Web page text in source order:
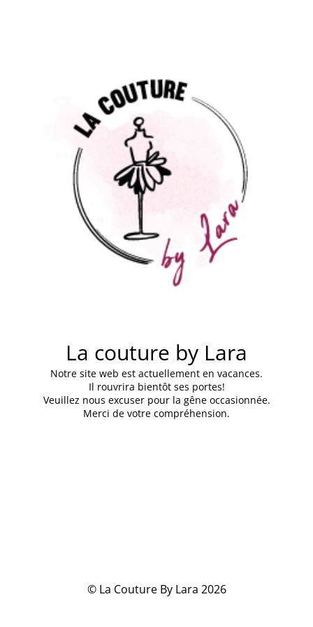
La couture by Lara
Notre site web est actuellement en vacances.
Il rouvrira bientôt ses portes!
Veuillez nous excuser pour la gêne occasionnée.
Merci de votre compréhension.
© La Couture By Lara 2026